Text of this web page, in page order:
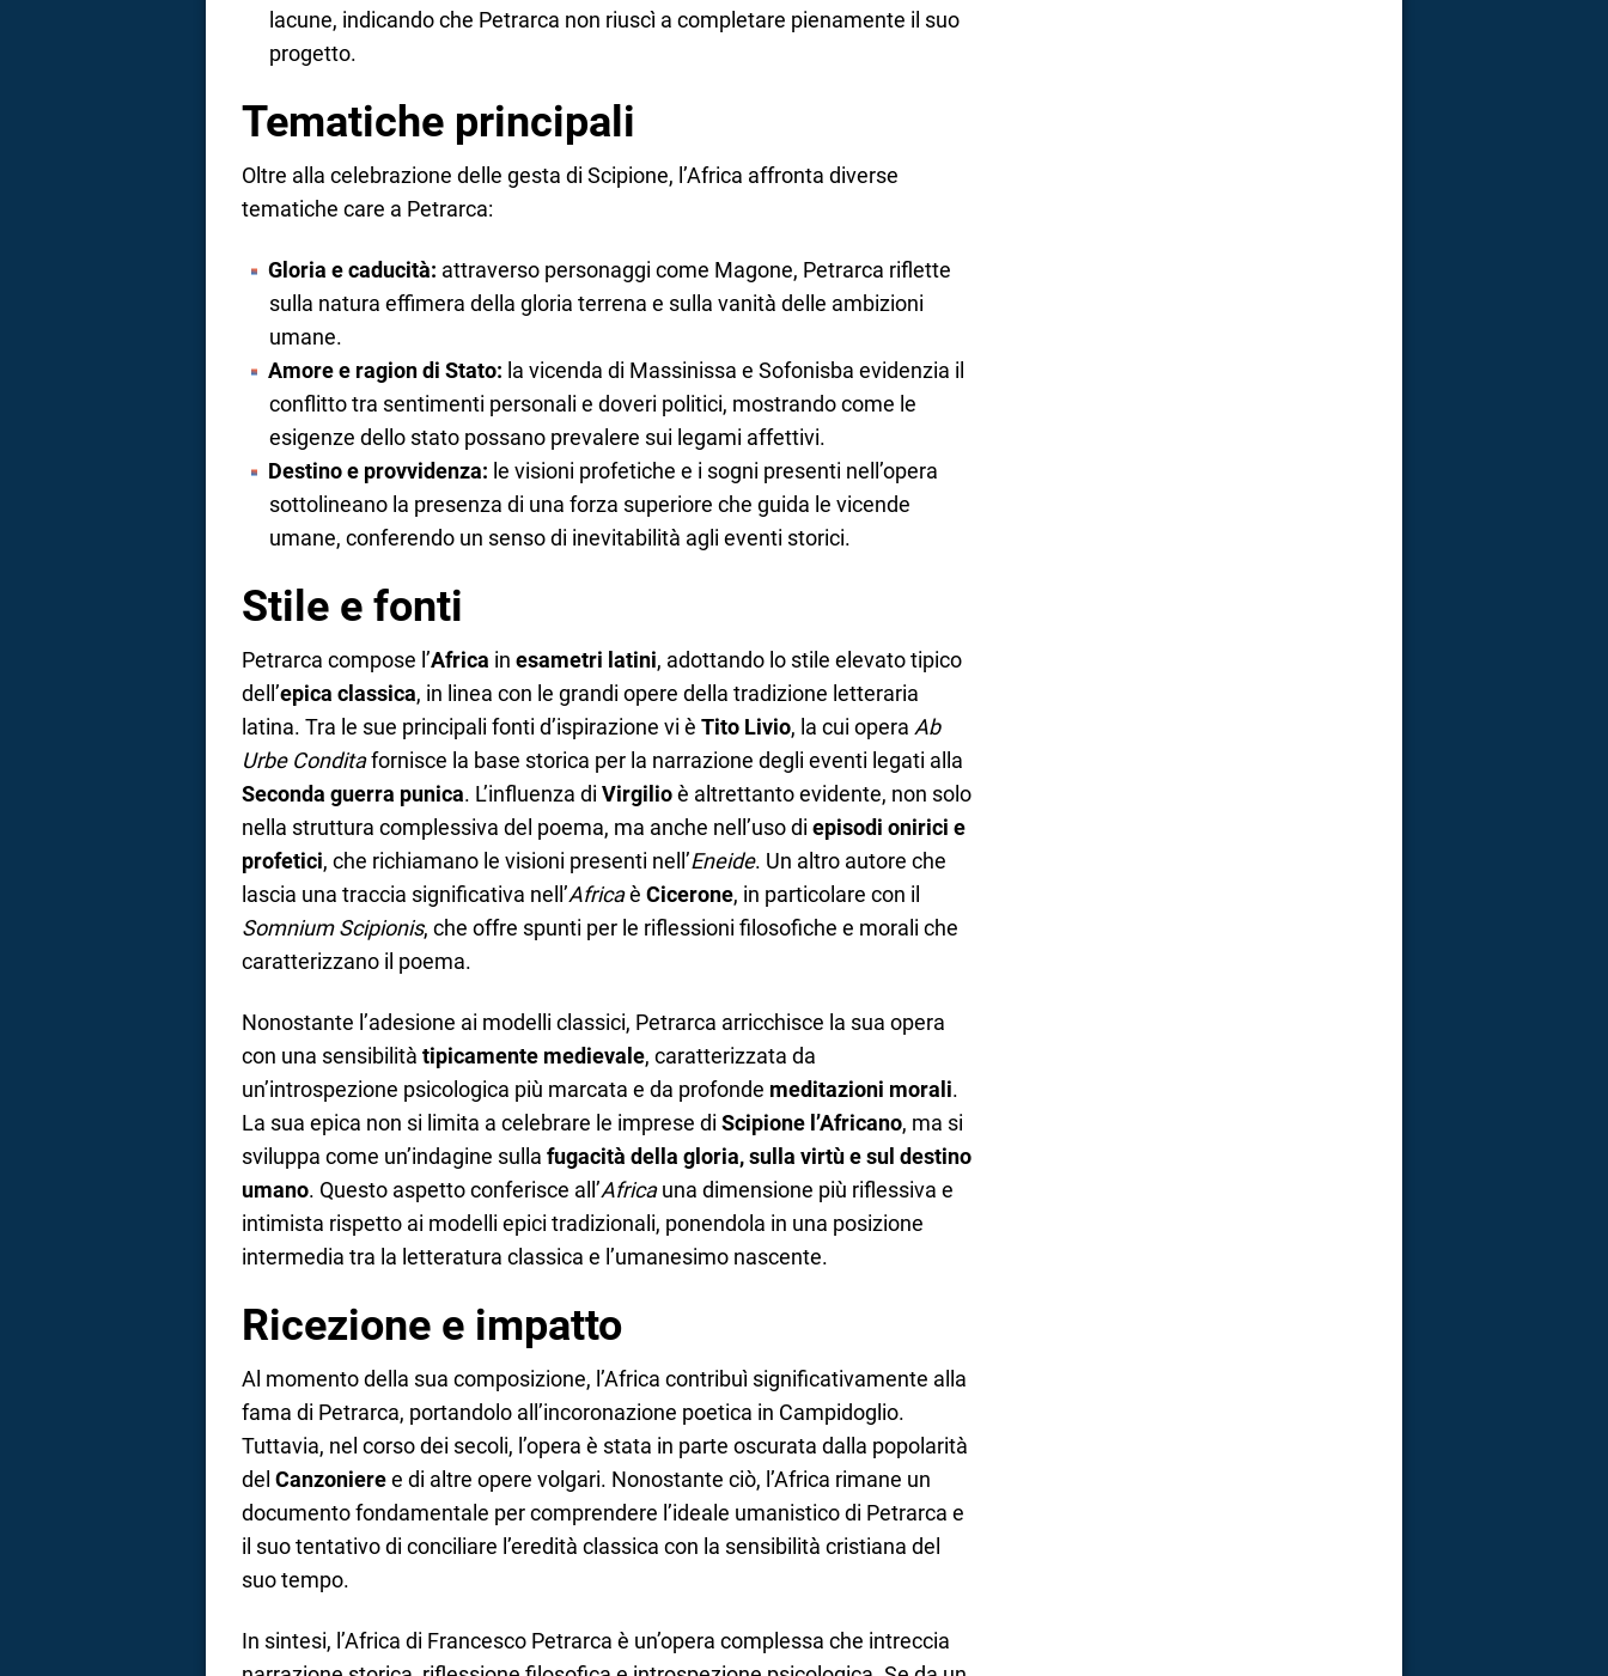
lacune, indicando che Petrarca non riuscì a completare pienamente il suo
progetto.
Tematiche principali
Oltre alla celebrazione delle gesta di Scipione, l’Africa affronta diverse
tematiche care a Petrarca:
Gloria e caducità: attraverso personaggi come Magone, Petrarca riflette
sulla natura effimera della gloria terrena e sulla vanità delle ambizioni
umane.
Amore e ragion di Stato: la vicenda di Massinissa e Sofonisba evidenzia il
conflitto tra sentimenti personali e doveri politici, mostrando come le
esigenze dello stato possano prevalere sui legami affettivi.
Destino e provvidenza: le visioni profetiche e i sogni presenti nell’opera
sottolineano la presenza di una forza superiore che guida le vicende
umane, conferendo un senso di inevitabilità agli eventi storici.
Stile e fonti
Petrarca compose l’Africa in esametri latini, adottando lo stile elevato tipico
dell’epica classica, in linea con le grandi opere della tradizione letteraria
latina. Tra le sue principali fonti d’ispirazione vi è Tito Livio, la cui opera Ab
Urbe Conditafornisce la base storica per la narrazione degli eventi legati alla
Seconda guerra punica. L’influenza di Virgilioè altrettanto evidente, non solo
nella struttura complessiva del poema, ma anche nell’uso di episodi onirici e
profetici, che richiamano le visioni presenti nell’Eneide. Un altro autore che
lascia una traccia significativa nell’Africaè Cicerone, in particolare con il
Somnium Scipionis, che offre spunti per le riflessioni filosofiche e morali che
caratterizzano il poema.
Nonostante l’adesione ai modelli classici, Petrarca arricchisce la sua opera
con una sensibilità tipicamente medievale, caratterizzata da
un’introspezione psicologica più marcata e da profonde meditazioni morali.
La sua epica non si limita a celebrare le imprese di Scipione l’Africano, ma si
sviluppa come un’indagine sulla fugacità della gloria, sulla virtù e sul destino
umano. Questo aspetto conferisce all’Africauna dimensione più riflessiva e
intimista rispetto ai modelli epici tradizionali, ponendola in una posizione
intermedia tra la letteratura classica e l’umanesimo nascente.
Ricezione e impatto
Al momento della sua composizione, l’Africa contribuì significativamente alla
fama di Petrarca, portandolo all’incoronazione poetica in Campidoglio.
Tuttavia, nel corso dei secoli, l’opera è stata in parte oscurata dalla popolarità
del Canzonieree di altre opere volgari. Nonostante ciò, l’Africa rimane un
documento fondamentale per comprendere l’ideale umanistico di Petrarca e
il suo tentativo di conciliare l’eredità classica con la sensibilità cristiana del
suo tempo.
In sintesi, l’Africa di Francesco Petrarca è un’opera complessa che intreccia